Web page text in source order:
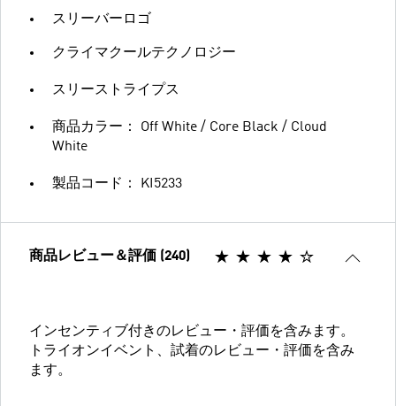
スリーバーロゴ
クライマクールテクノロジー
スリーストライプス
商品カラー： Off White / Core Black / Cloud
White
製品コード： KI5233
商品レビュー＆評価 (240)
インセンティブ付きのレビュー・評価を含みます。
トライオンイベント、試着のレビュー・評価を含み
ます。